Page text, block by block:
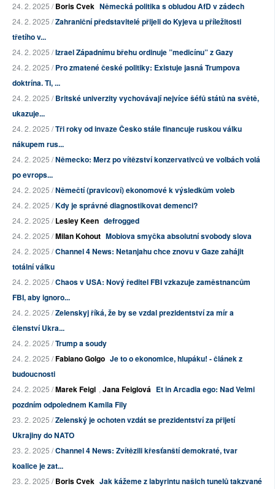
24. 2. 2025 /Boris Cvek Německá politika s obludou AfD v zádech
24. 2. 2025 /Zahraniční představitelé přijeli do Kyjeva u příležitosti
třetího v...
24. 2. 2025 /Izrael Západnímu břehu ordinuje ”medicínu” z Gazy
24. 2. 2025 /Pro zmatené české politiky: Existuje jasná Trumpova
doktrína. Ti, ...
24. 2. 2025 /Britské univerzity vychovávají nejvíce šéfů států na světě,
ukazuje...
24. 2. 2025 /Tři roky od invaze Česko stále financuje ruskou válku
nákupem rus...
24. 2. 2025 /Německo: Merz po vítězství konzervativců ve volbách volá
po evrops...
24. 2. 2025 /Němečtí (pravicoví) ekonomové k výsledkům voleb
24. 2. 2025 /Kdy je správné diagnostikovat demenci?
24. 2. 2025 /Lesley Keen defrogged
24. 2. 2025 /Milan Kohout Mobiova smyčka absolutní svobody slova
24. 2. 2025 /Channel 4 News: Netanjahu chce znovu v Gaze zahájit
totální válku
24. 2. 2025 /Chaos v USA: Nový ředitel FBI vzkazuje zaměstnancům
FBI, aby ignoro...
24. 2. 2025 /Zelenskyj říká, že by se vzdal prezidentství za mír a
členství Ukra...
24. 2. 2025 /Trump a soudy
24. 2. 2025 /Fabiano Golgo Je to o ekonomice, hlupáku! - článek z
budoucnosti
24. 2. 2025 /Marek Feigl , Jana Feiglová Et in Arcadia ego: Nad Velmi
pozdním odpolednem Kamila Fily
23. 2. 2025 /Zelenský je ochoten vzdát se prezidentství za přijetí
Ukrajiny do NATO
23. 2. 2025 /Channel 4 News: Zvítězili křesťanští demokraté, tvar
koalice je zat...
23. 2. 2025 /Boris Cvek Jak kážeme z labyrintu našich tunelů takzvané